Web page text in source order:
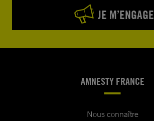
JE M’ENGAGE
AMNESTY FRANCE
Nous connaître